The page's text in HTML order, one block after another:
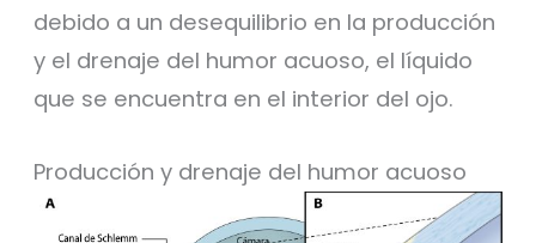
debido a un desequilibrio en la producción
y el drenaje del humor acuoso, el líquido
que se encuentra en el interior del ojo.
Producción y drenaje del humor acuoso